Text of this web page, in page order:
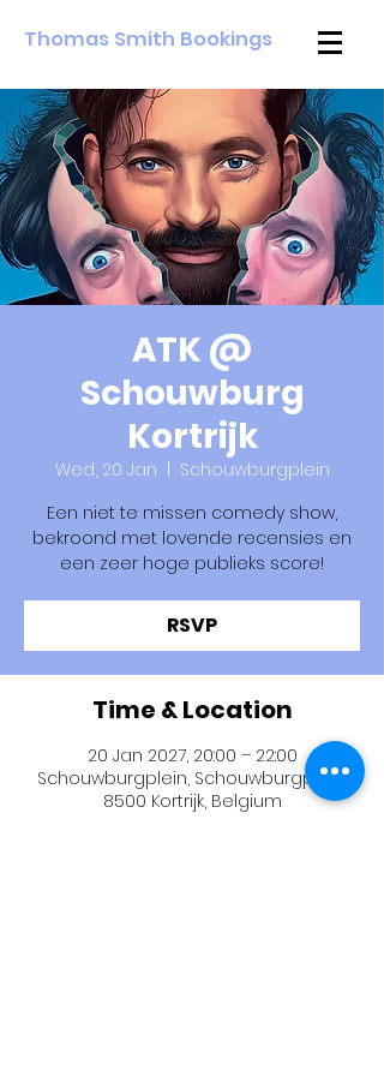
Thomas Smith Bookings
ATK @
Schouwburg
Kortrijk
Wed, 20 Jan
Schouwburgplein
Een niet te missen comedy show,
bekroond met lovende recensies en
een zeer hoge publieks score!
RSVP
Time & Location
20 Jan 2027, 20:00 – 22:00
Schouwburgplein, Schouwburgplein,
8500 Kortrijk, Belgium